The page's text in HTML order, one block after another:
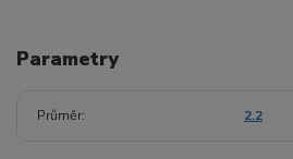
Parametry
Průměr 2.2